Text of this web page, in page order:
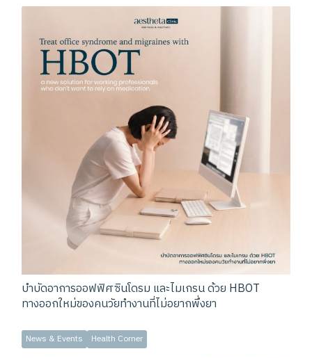
บำบัดอาการออฟฟิศซินโดรม และไมเกรน ด้วย HBOT
ทางออกใหม่ของคนวัยทำงานที่ไม่อยากพึ่งยา
News & Events Health Corner